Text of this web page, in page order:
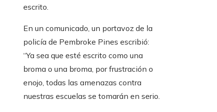
escrito.
En un comunicado, un portavoz de la
policía de Pembroke Pines escribió:
“Ya sea que esté escrito como una
broma o una broma, por frustración o
enojo, todas las amenazas contra
nuestras escuelas se tomarán en serio.